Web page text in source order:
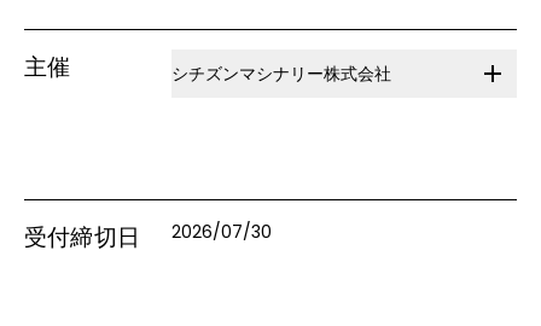
主催 シチズンマシナリー株式会社
受付締切日 2026/07/30